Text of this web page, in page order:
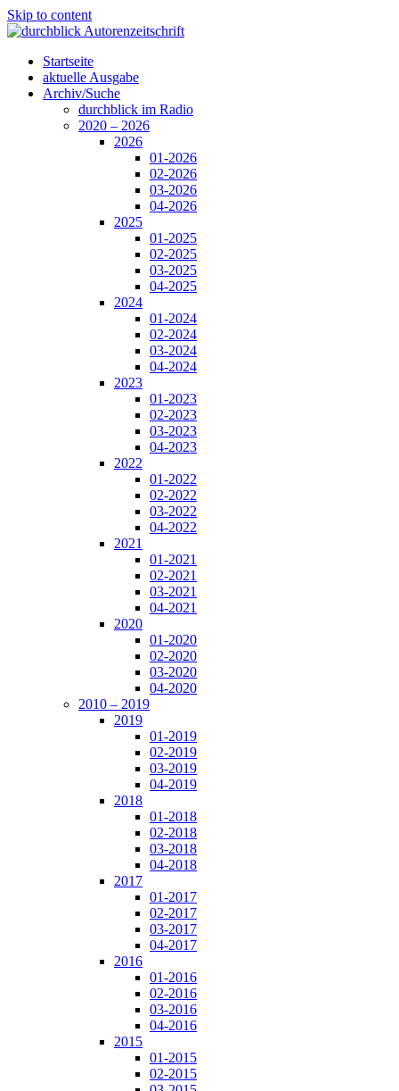
Skip to content
Startseite
aktuelle Ausgabe
Archiv/Suche
durchblick im Radio
2020 – 2026
2026
01-2026
02-2026
03-2026
04-2026
2025
01-2025
02-2025
03-2025
04-2025
2024
01-2024
02-2024
03-2024
04-2024
2023
01-2023
02-2023
03-2023
04-2023
2022
01-2022
02-2022
03-2022
04-2022
2021
01-2021
02-2021
03-2021
04-2021
2020
01-2020
02-2020
03-2020
04-2020
2010 – 2019
2019
01-2019
02-2019
03-2019
04-2019
2018
01-2018
02-2018
03-2018
04-2018
2017
01-2017
02-2017
03-2017
04-2017
2016
01-2016
02-2016
03-2016
04-2016
2015
01-2015
02-2015